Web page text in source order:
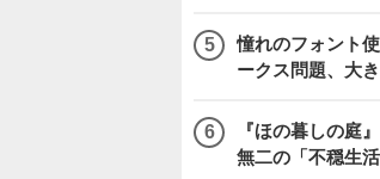
憧れのフォント
ークス問題、大
『ほの暮しの庭
無二の「不穏生